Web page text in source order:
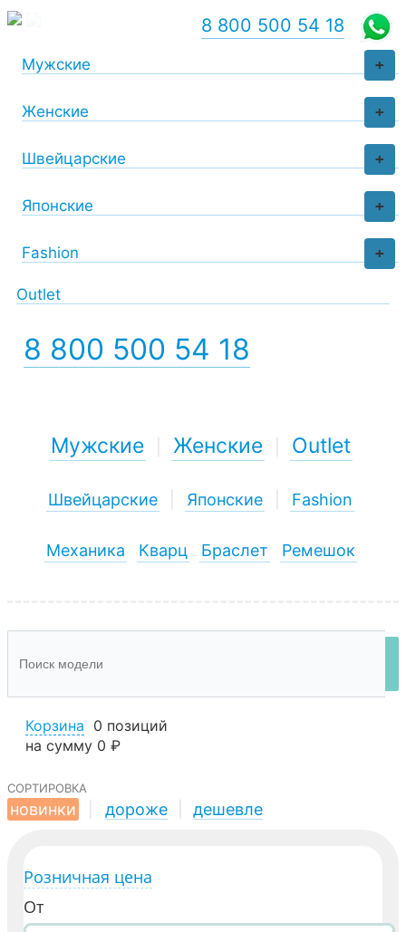
+
Мужские
+
Женские
+
Швейцарские
+
Японские
+
Fashion
Outlet
8 800 500 54 18
8 800 500 54 18
Мужские Женские Outlet
Швейцарские Японские Fashion
Механика Кварц Браслет Ремешок
Корзина 0 позиций
на сумму 0 ₽
сортировка
новинки
дороже дешевле
Розничная цена
От